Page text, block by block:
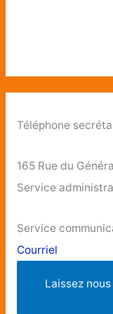
Téléphone
165 Rue du
Service
Service
Courriel
Laissez